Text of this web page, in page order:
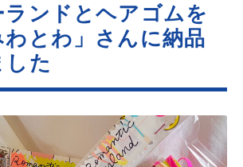
ランドとヘアゴムを
わとわ」さんに納品
した